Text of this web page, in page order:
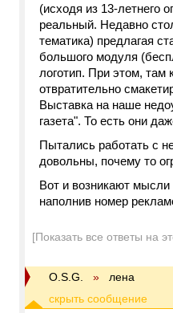
(исходя из 13-летнего
реальный. Недавно
тематика) предлагая
большого модуля
логотип. При этом, там
отвратительно
Выставка на наше
газета". То есть они
Пытались работать с
довольны, почему то
Вот и возникают мысли
наполнив номер
[Показать все ответы на
O.S.G. » лена